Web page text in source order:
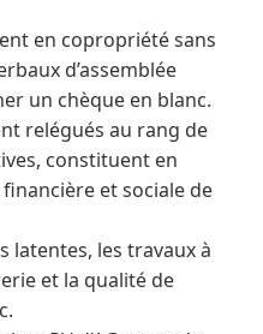
en copropriété sans
d’assemblée
un chèque en blanc.
relégués au rang de
constituent en
et sociale de
latentes, les travaux à
et la qualité de